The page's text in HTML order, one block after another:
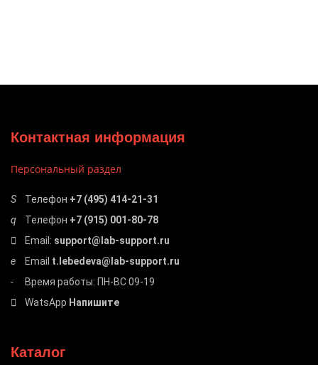
Контактная информация
Персональный раздел
Телефон +7 (495) 414-21-31
Телефон +7 (915) 001-80-78
Email: support@lab-support.ru
Email t.lebedeva@lab-support.ru
Время работы: ПН-ВС 09-19
WatsApp Напишите
Каталог